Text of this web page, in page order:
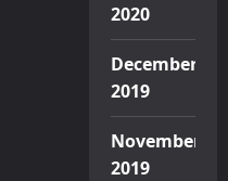
2020
December
2019
November
2019